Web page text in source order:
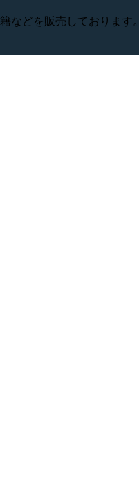
などを販売しております。